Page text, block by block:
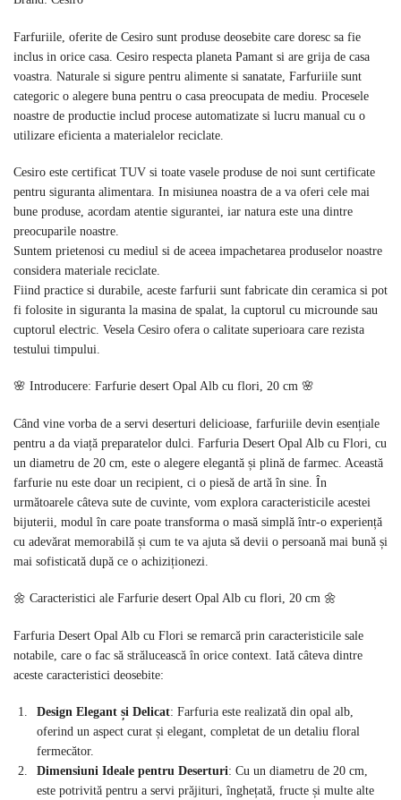
Farfuriile, oferite de Cesiro sunt produse deosebite care doresc sa fie
inclus in orice casa. Cesiro respecta planeta Pamant si are grija de casa
voastra. Naturale si sigure pentru alimente si sanatate, Farfuriile sunt
categoric o alegere buna pentru o casa preocupata de mediu. Procesele
noastre de productie includ procese automatizate si lucru manual cu o
utilizare eficienta a materialelor reciclate.
Cesiro este certificat TUV si toate vasele produse de noi sunt certificate
pentru siguranta alimentara. In misiunea noastra de a va oferi cele mai
bune produse, acordam atentie sigurantei, iar natura este una dintre
preocuparile noastre.
Suntem prietenosi cu mediul si de aceea impachetarea produselor noastre
considera materiale reciclate.
Fiind practice si durabile, aceste farfurii sunt fabricate din ceramica si pot
fi folosite in siguranta la masina de spalat, la cuptorul cu microunde sau
cuptorul electric. Vesela Cesiro ofera o calitate superioara care rezista
testului timpului.
🌸 Introducere: Farfurie desert Opal Alb cu flori, 20 cm 🌸
Când vine vorba de a servi deserturi delicioase, farfuriile devin esențiale
pentru a da viață preparatelor dulci. Farfuria Desert Opal Alb cu Flori, cu
un diametru de 20 cm, este o alegere elegantă și plină de farmec. Această
farfurie nu este doar un recipient, ci o piesă de artă în sine. În
următoarele câteva sute de cuvinte, vom explora caracteristicile acestei
bijuterii, modul în care poate transforma o masă simplă într-o experiență
cu adevărat memorabilă și cum te va ajuta să devii o persoană mai bună și
mai sofisticată după ce o achiziționezi.
🌼 Caracteristici ale Farfurie desert Opal Alb cu flori, 20 cm 🌼
Farfuria Desert Opal Alb cu Flori se remarcă prin caracteristicile sale
notabile, care o fac să strălucească în orice context. Iată câteva dintre
aceste caracteristici deosebite:
Design Elegant și Delicat: Farfuria este realizată din opal alb,
oferind un aspect curat și elegant, completat de un detaliu floral
fermecător.
Dimensiuni Ideale pentru Deserturi: Cu un diametru de 20 cm,
este potrivită pentru a servi prăjituri, înghețată, fructe și multe alte